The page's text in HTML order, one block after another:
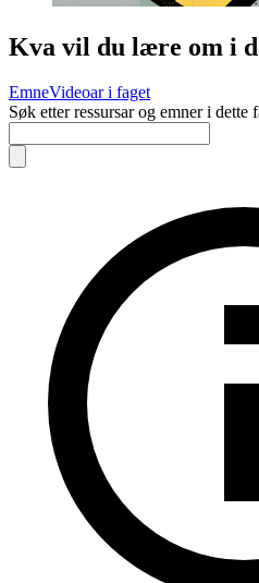
Kva vil du lære om i
EmneVideoar i faget
Søk etter ressursar og emner i dette